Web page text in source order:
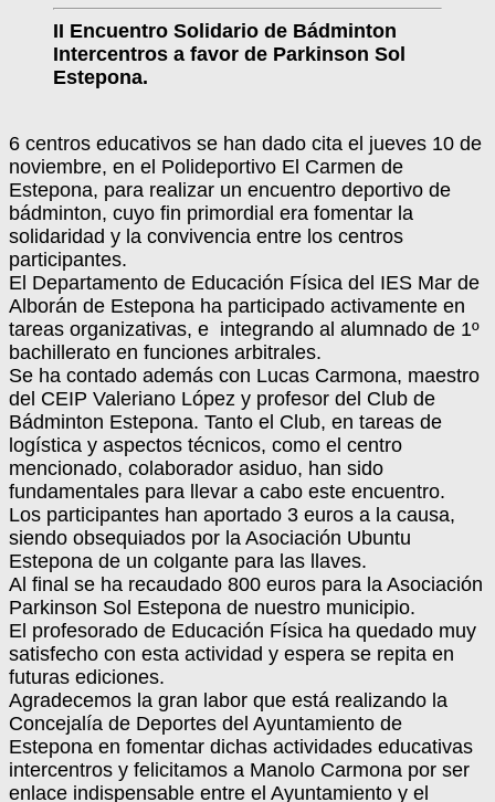
II Encuentro Solidario de Bádminton
Intercentros a favor de Parkinson Sol
Estepona.
6 centros educativos se han dado cita el jueves 10 de
noviembre, en el Polideportivo El Carmen de
Estepona, para realizar un encuentro deportivo de
bádminton, cuyo fin primordial era fomentar la
solidaridad y la convivencia entre los centros
participantes.
El Departamento de Educación Física del IES Mar de
Alborán de Estepona ha participado activamente en
tareas organizativas, e integrando al alumnado de 1º
bachillerato en funciones arbitrales.
Se ha contado además con Lucas Carmona, maestro
del CEIP Valeriano López y profesor del Club de
Bádminton Estepona. Tanto el Club, en tareas de
logística y aspectos técnicos, como el centro
mencionado, colaborador asiduo, han sido
fundamentales para llevar a cabo este encuentro.
Los participantes han aportado 3 euros a la causa,
siendo obsequiados por la Asociación Ubuntu
Estepona de un colgante para las llaves.
Al final se ha recaudado 800 euros para la Asociación
Parkinson Sol Estepona de nuestro municipio.
El profesorado de Educación Física ha quedado muy
satisfecho con esta actividad y espera se repita en
futuras ediciones.
Agradecemos la gran labor que está realizando la
Concejalía de Deportes del Ayuntamiento de
Estepona en fomentar dichas actividades educativas
intercentros y felicitamos a Manolo Carmona por ser
enlace indispensable entre el Ayuntamiento y el